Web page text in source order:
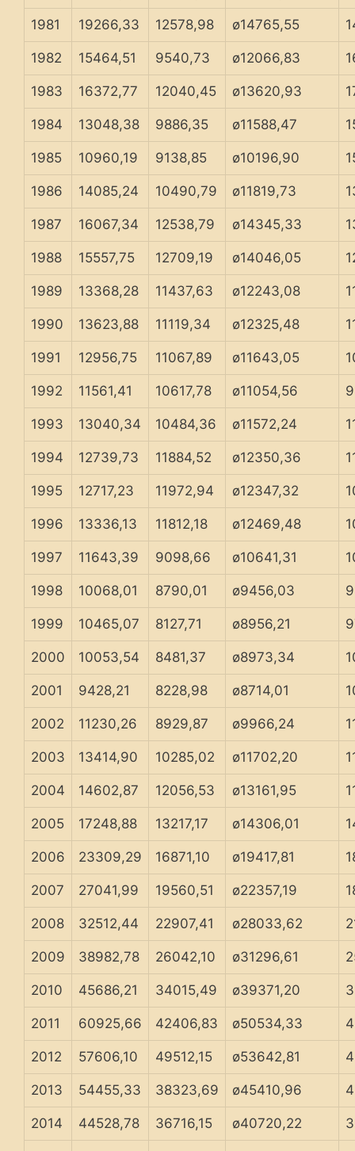
1981 19266,33 12578,98 ø14765,55
1982 15464,51 9540,73 ø12066,83
1983 16372,77 12040,45 ø13620,93
1984 13048,38 9886,35 ø11588,47
1985 10960,19 9138,85 ø10196,90
1986 14085,24 10490,79 ø11819,73
1987 16067,34 12538,79 ø14345,33
1988 15557,75 12709,19 ø14046,05
1989 13368,28 11437,63 ø12243,08
1990 13623,88 11119,34 ø12325,48
1991 12956,75 11067,89 ø11643,05
1992 11561,41 10617,78 ø11054,56
1993 13040,34 10484,36 ø11572,24
1994 12739,73 11884,52 ø12350,36
1995 12717,23 11972,94 ø12347,32
1996 13336,13 11812,18 ø12469,48
1997 11643,39 9098,66 ø10641,31
1998 10068,01 8790,01 ø9456,03
1999 10465,07 8127,71 ø8956,21
2000 10053,54 8481,37 ø8973,34
2001 9428,21 8228,98 ø8714,01
2002 11230,26 8929,87 ø9966,24
2003 13414,90 10285,02 ø11702,20
2004 14602,87 12056,53 ø13161,95
2005 17248,88 13217,17 ø14306,01
2006 23309,29 16871,10 ø19417,81
2007 27041,99 19560,51 ø22357,19
2008 32512,44 22907,41 ø28033,62
2009 38982,78 26042,10 ø31296,61
2010 45686,21 34015,49 ø39371,20
2011 60925,66 42406,83 ø50534,33
2012 57606,10 49512,15 ø53642,81
2013 54455,33 38323,69 ø45410,96
2014 44528,78 36716,15 ø40720,22